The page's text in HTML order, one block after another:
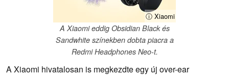
ⓘ Xiaomi
A Xiaomi eddig Obsidian Black és
Sandwhite színekben dobta piacra a
Redmi Headphones Neo-t.
A Xiaomi hivatalosan is megkezdte egy új over-ear